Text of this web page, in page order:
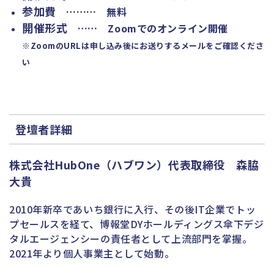
参加費 ……… 無料
開催形式 …… Zoomでのオンライン開催
※ZoomのURLは申し込み後にお送りするメールをご確認くださ
い
登壇者詳細
株式会社HubOne（ハブワン）代表取締役 森脇
大貴
2010年新卒であいち銀行に入行、その後IT企業でトッ
プセールスを経て、博報堂DYホールディングス傘下デジ
タルエージェンシーの責任者として上流部門を掌握。
2021年より個人事業主として始動。